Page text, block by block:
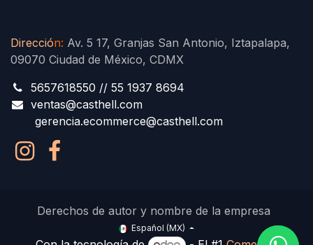
Dirección: Av. 5 17, Granjas San Antonio, Iztapalapa,
09070 Ciudad de México, CDMX
5657618550 // 55 1937 8694
ventas@casthell.com
gerencia.ecommerce@casthell.com
Derechos de autor y nombre de la empresa
Español (MX)